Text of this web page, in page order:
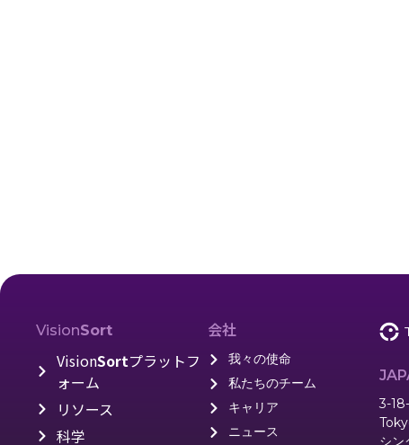
VisionSort
VisionSortプラットフ
ォーム
リソース
科学
会社
我々の使命
私たちのチーム
キャリア
ニュース
3-
シン